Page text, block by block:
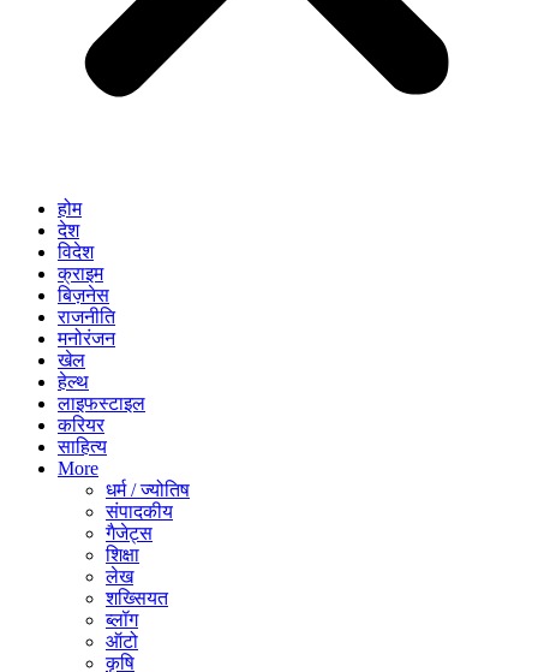
होम
देश
विदेश
क्राइम
बिज़नेस
राजनीति
मनोरंजन
खेल
हेल्थ
लाइफस्टाइल
करियर
साहित्य
More
धर्म / ज्योतिष
संपादकीय
गैजेट्स
शिक्षा
लेख
शख्सियत
ब्लॉग
ऑटो
कृषि